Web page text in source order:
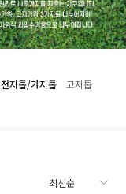
전지톱/가지톱
고지톱